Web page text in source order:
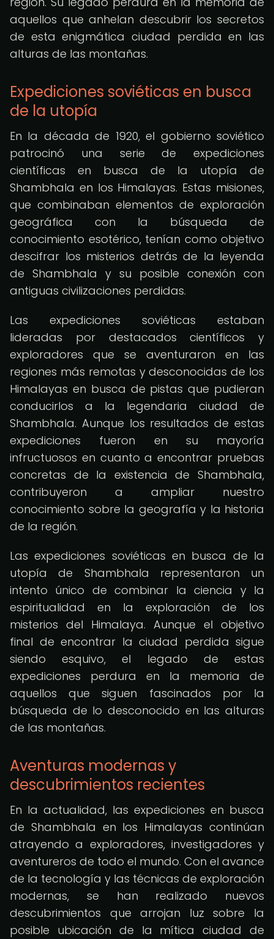
aquellos que anhelan descubrir los secretos
de esta enigmática ciudad perdida en las
alturas de las montañas.
Expediciones soviéticas en busca
de la utopía
En la década de 1920, el gobierno soviético
patrocinó una serie de expediciones
científicas en busca de la utopía de
Shambhala en los Himalayas. Estas misiones,
que combinaban elementos de exploración
geográfica con la búsqueda de
conocimiento esotérico, tenían como objetivo
descifrar los misterios detrás de la leyenda
de Shambhala y su posible conexión con
antiguas civilizaciones perdidas.
Las expediciones soviéticas estaban
lideradas por destacados científicos y
exploradores que se aventuraron en las
regiones más remotas y desconocidas de los
Himalayas en busca de pistas que pudieran
conducirlos a la legendaria ciudad de
Shambhala. Aunque los resultados de estas
expediciones fueron en su mayoría
infructuosos en cuanto a encontrar pruebas
concretas de la existencia de Shambhala,
contribuyeron a ampliar nuestro
conocimiento sobre la geografía y la historia
de la región.
Las expediciones soviéticas en busca de la
utopía de Shambhala representaron un
intento único de combinar la ciencia y la
espiritualidad en la exploración de los
misterios del Himalaya. Aunque el objetivo
final de encontrar la ciudad perdida sigue
siendo esquivo, el legado de estas
expediciones perdura en la memoria de
aquellos que siguen fascinados por la
búsqueda de lo desconocido en las alturas
de las montañas.
Aventuras modernas y
descubrimientos recientes
En la actualidad, las expediciones en busca
de Shambhala en los Himalayas continúan
atrayendo a exploradores, investigadores y
aventureros de todo el mundo. Con el avance
de la tecnología y las técnicas de exploración
modernas, se han realizado nuevos
descubrimientos que arrojan luz sobre la
posible ubicación de la mítica ciudad de